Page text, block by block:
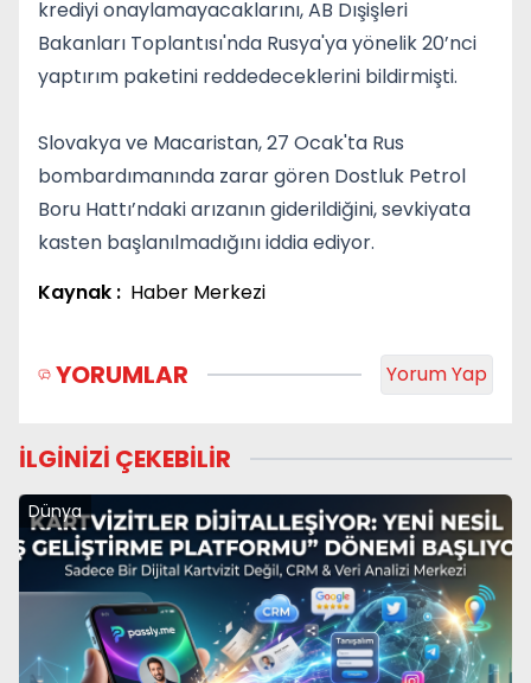
krediyi onaylamayacaklarını, AB Dışişleri
Bakanları Toplantısı'nda Rusya'ya yönelik 20’nci
yaptırım paketini reddedeceklerini bildirmişti.
Slovakya ve Macaristan, 27 Ocak'ta Rus
bombardımanında zarar gören Dostluk Petrol
Boru Hattı’ndaki arızanın giderildiğini, sevkiyata
kasten başlanılmadığını iddia ediyor.
Kaynak : Haber Merkezi
YORUMLAR Yorum Yap
İLGİNİZİ ÇEKEBİLİR
Dünya